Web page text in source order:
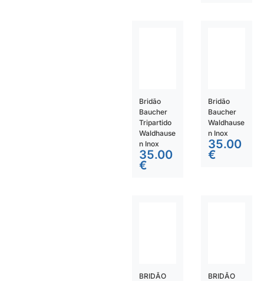
Bridão
Baucher
Tripartido
Waldhause
n Inox
35.00
€
Bridão
Baucher
Waldhause
n Inox
35.00
€
BRIDÃO
BRIDÃO